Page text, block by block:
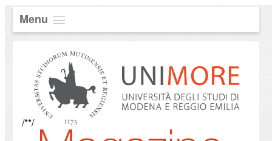
Menu
/**/